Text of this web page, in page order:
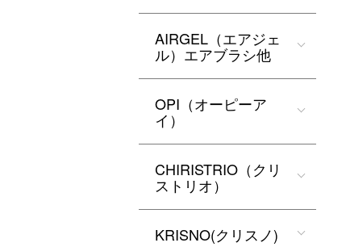
AIRGEL（エアジェ
ル）エアブラシ他
OPI（オーピーア
イ）
CHIRISTRIO（クリ
ストリオ）
KRISNO(クリスノ)